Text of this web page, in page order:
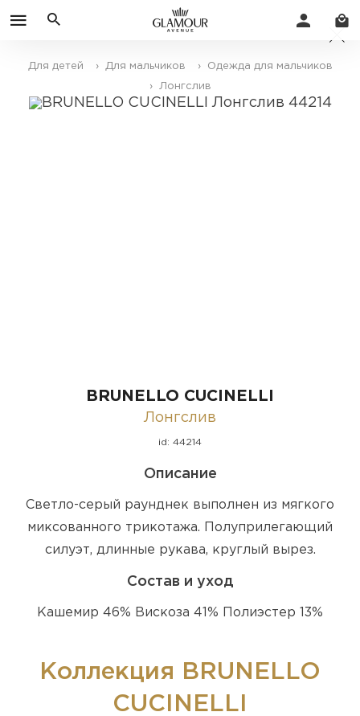
Для детей › Для мальчиков › Одежда для мальчиков
› Лонгслив
BRUNELLO CUCINELLI
Лонгслив
id: 44214
Описание
Светло-серый раунднек выполнен из мягкого
миксованного трикотажа. Полуприлегающий
силуэт, длинные рукава, круглый вырез.
Состав и уход
Кашемир 46% Вискоза 41% Полиэстер 13%
Коллекция BRUNELLO
CUCINELLI